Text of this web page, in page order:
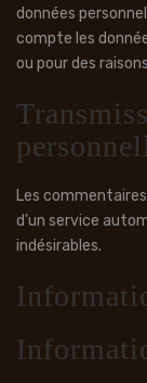
données
compte les
ou pour des
Les
d’un service
indésirables.